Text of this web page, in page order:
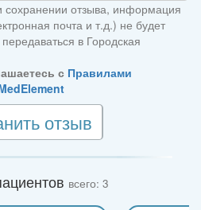
отзыва, информация
почта и т.д.) не будет
в Городская
с Правилами
отзыв
всего: 3